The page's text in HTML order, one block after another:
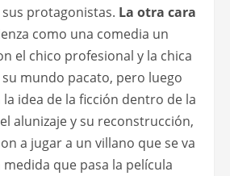
protagonistas. La otra cara
como una comedia un
el chico profesional y la chica
mundo pacato, pero luego
idea de la ficción dentro de la
alunizaje y su reconstrucción,
a jugar a un villano que se va
que pasa la película